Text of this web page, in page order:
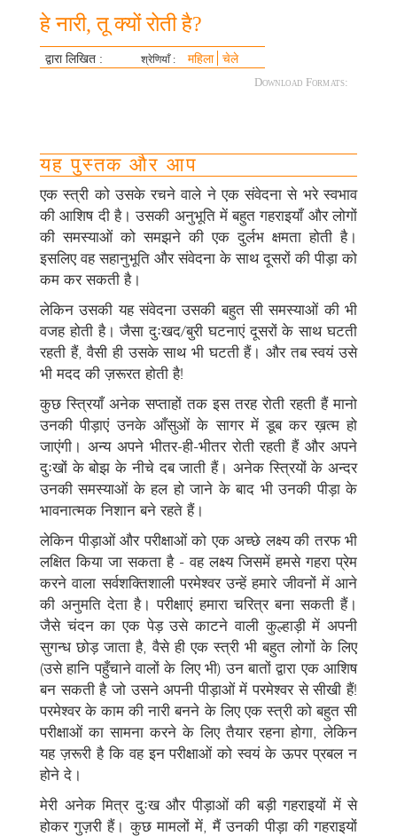
हे नारी, तू क्यों रोती है?
द्वारा लिखित : श्रेणियाँ : महिला चेले
Download Formats:
यह पुस्तक और आप
एक स्त्री को उसके रचने वाले ने एक संवेदना से भरे स्वभाव
की आशिष दी है। उसकी अनुभूति में बहुत गहराइयाँ और लोगों
की समस्याओं को समझने की एक दुर्लभ क्षमता होती है।
इसलिए वह सहानुभूति और संवेदना के साथ दूसरों की पीड़ा को
कम कर सकती है।
लेकिन उसकी यह संवेदना उसकी बहुत सी समस्याओं की भी
वजह होती है। जैसा दुःखद/बुरी घटनाएं दूसरों के साथ घटती
रहती हैं, वैसी ही उसके साथ भी घटती हैं। और तब स्वयं उसे
भी मदद की ज़रूरत होती है!
कुछ स्त्रियाँ अनेक सप्ताहों तक इस तरह रोती रहती हैं मानो
उनकी पीड़ाएं उनके आँसुओं के सागर में डूब कर ख़त्म हो
जाएंगी। अन्य अपने भीतर-ही-भीतर रोती रहती हैं और अपने
दुःखों के बोझ के नीचे दब जाती हैं। अनेक स्त्रियों के अन्दर
उनकी समस्याओं के हल हो जाने के बाद भी उनकी पीड़ा के
भावनात्मक निशान बने रहते हैं।
लेकिन पीड़ाओं और परीक्षाओं को एक अच्छे लक्ष्य की तरफ भी
लक्षित किया जा सकता है - वह लक्ष्य जिसमें हमसे गहरा प्रेम
करने वाला सर्वशक्तिशाली परमेश्वर उन्हें हमारे जीवनों में आने
की अनुमति देता है। परीक्षाएं हमारा चरित्र बना सकती हैं।
जैसे चंदन का एक पेड़ उसे काटने वाली कुल्हाड़ी में अपनी
सुगन्ध छोड़ जाता है, वैसे ही एक स्त्री भी बहुत लोगों के लिए
(उसे हानि पहुँचाने वालों के लिए भी) उन बातों द्वारा एक आशिष
बन सकती है जो उसने अपनी पीड़ाओं में परमेश्वर से सीखी हैं!
परमेश्वर के काम की नारी बनने के लिए एक स्त्री को बहुत सी
परीक्षाओं का सामना करने के लिए तैयार रहना होगा, लेकिन
यह ज़रूरी है कि वह इन परीक्षाओं को स्वयं के ऊपर प्रबल न
होने दे।
मेरी अनेक मित्र दुःख और पीड़ाओं की बड़ी गहराइयों में से
होकर गुज़री हैं। कुछ मामलों में, मैं उनकी पीड़ा की गहराइयों